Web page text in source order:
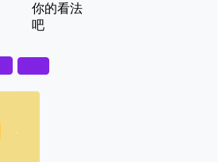
你的看法
吧